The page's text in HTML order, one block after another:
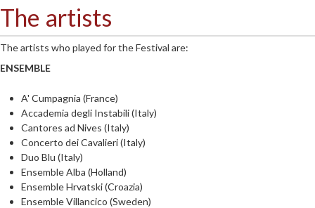
The artists
The artists who played for the Festival are:
ENSEMBLE
A' Cumpagnia (France)
Accademia degli Instabili (Italy)
Cantores ad Nives (Italy)
Concerto dei Cavalieri (Italy)
Duo Blu (Italy)
Ensemble Alba (Holland)
Ensemble Hrvatski (Croazia)
Ensemble Villancico (Sweden)